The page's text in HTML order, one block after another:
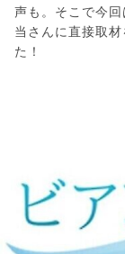
声も。そこで今
当さんに直接取
た！